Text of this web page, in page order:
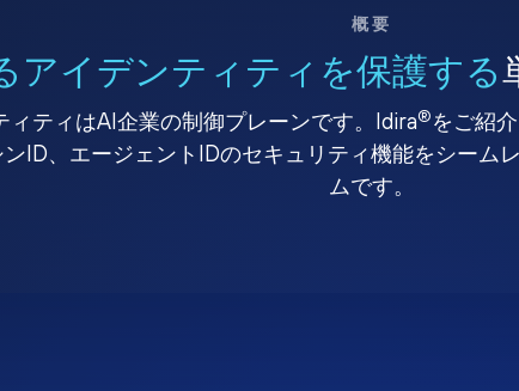
概要
アイデンティティを保護する
ィティはAI企業の制御プレーンです。Idira®をご紹
ID、エージェントIDのセキュリティ機能をシーム
ムです。